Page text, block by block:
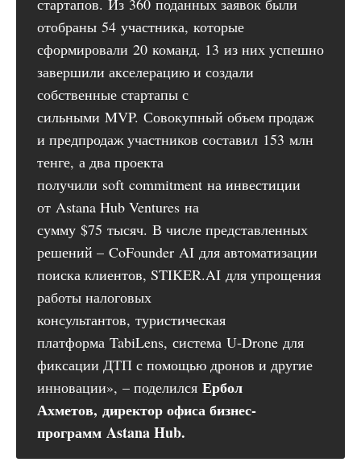
стартапов. Из 360 поданных заявок были
отобраны 54 участника, которые
сформировали 20 команд. 13 из них успешно
завершили акселерацию и создали
собственные стартапы с
сильными MVP. Совокупный объем продаж
и предпродаж участников составил 153 млн
тенге, а два проекта
получили soft commitment на инвестиции
от Astana Hub Ventures на
сумму $75 тысяч. В числе представленных
решений – CoFounder AI для автоматизации
поиска клиентов, STIKER.AI для упрощения
работы налоговых
консультантов, туристическая
платформа TabiLens, система U-Drone для
фиксации ДТП с помощью дронов и другие
инновации», – поделился Ербол
Ахметов, директор офиса бизнес-
программ Astana Hub.